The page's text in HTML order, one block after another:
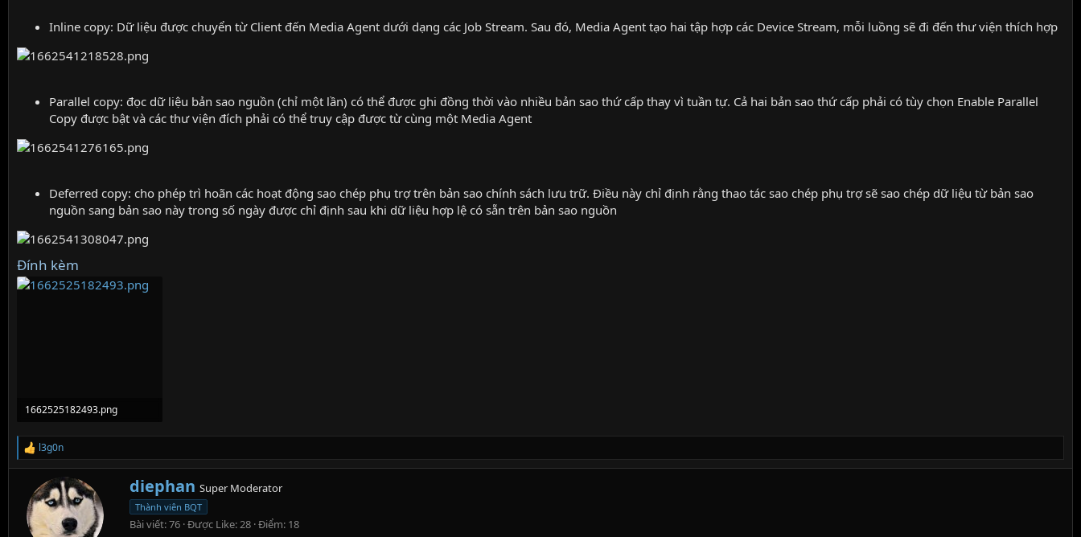
Inline copy: Dữ liệu được chuyển từ Client đến Media Agent dưới dạng các Job Stream. Sau đó, Media Agent tạo hai tập hợp các Device Stream, mỗi luồng sẽ đi đến thư viện thích hợp
Parallel copy: đọc dữ liệu bản sao nguồn (chỉ một lần) có thể được ghi đồng thời vào nhiều bản sao thứ cấp thay vì tuần tự. Cả hai bản sao thứ cấp phải có tùy chọn Enable Parallel
Copy được bật và các thư viện đích phải có thể truy cập được từ cùng một Media Agent
Deferred copy: cho phép trì hoãn các hoạt động sao chép phụ trợ trên bản sao chính sách lưu trữ. Điều này chỉ định rằng thao tác sao chép phụ trợ sẽ sao chép dữ liệu từ bản sao
nguồn sang bản sao này trong số ngày được chỉ định sau khi dữ liệu hợp lệ có sẵn trên bản sao nguồn
Đính kèm
1662525182493.png
99.1 KB · Lượt xem: 0
R
e
l3g0n
W
r
i
t
diephan Super Moderator
Thành viên BQT
Bài viết 76 Được Like 28 Điểm 18